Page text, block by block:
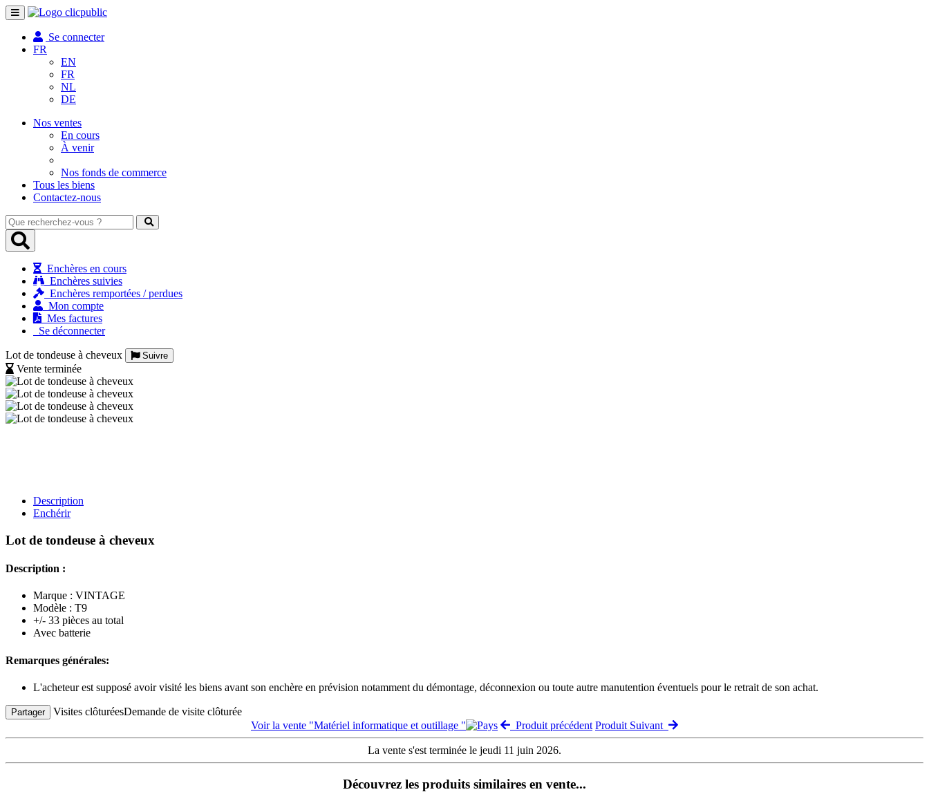
Toggle
navigation
Se connecter
FR
EN
FR
NL
DE
Nos ventes
En cours
À venir
Nos fonds de commerce
Tous les biens
Contactez-nous
Que
recherchez-
vous
Enchères en cours
Enchères suivies
Enchères remportées / perdues
Mon compte
Mes factures
Se déconnecter
Lot de tondeuse à cheveux Suivre
Vente terminée
Description
Enchérir
Lot de tondeuse à cheveux
Description :
Marque : VINTAGE
Modèle : T9
+/- 33 pièces au total
Avec batterie
Remarques générales:
L'acheteur est supposé avoir visité les biens avant son enchère en prévision notamment du démontage, déconnexion ou toute autre manutention éventuels pour le retrait de son achat.
Partager Visites clôturéesDemande de visite clôturée
Voir la vente "Matériel informatique et outillage "
Produit précédent Produit Suivant
La vente s'est terminée le jeudi 11 juin 2026.
Découvrez les produits similaires en vente...